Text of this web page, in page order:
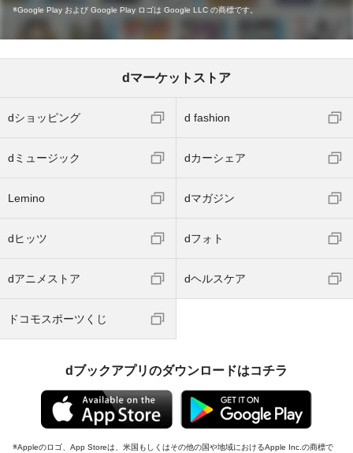
Google Play および Google Play ロゴは Google LLC の商標です。
dマーケットストア
dショッピング d fashion
dミュージック dカーシェア
Lemino dマガジン
dヒッツ dフォト
dアニメストア dヘルスケア
ドコモスポーツくじ
dブックアプリのダウンロードはコチラ
Appleのロゴ、App Storeは、米国もしくはその他の国や地域におけるApple Inc.の商標で